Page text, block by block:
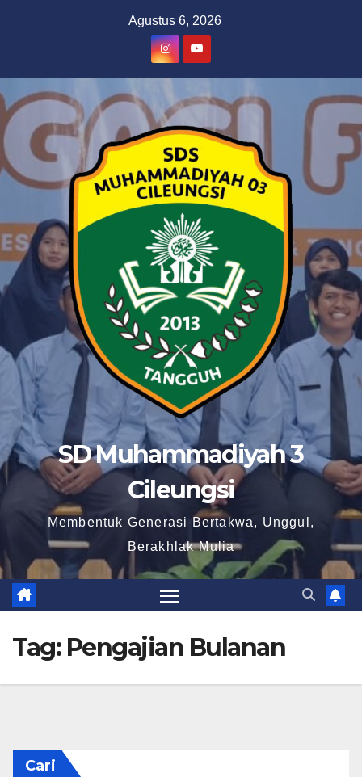
Agustus 6, 2026
SD Muhammadiyah 3
Cileungsi
Membentuk Generasi Bertakwa, Unggul,
Berakhlak Mulia
Tag: Pengajian Bulanan
Cari